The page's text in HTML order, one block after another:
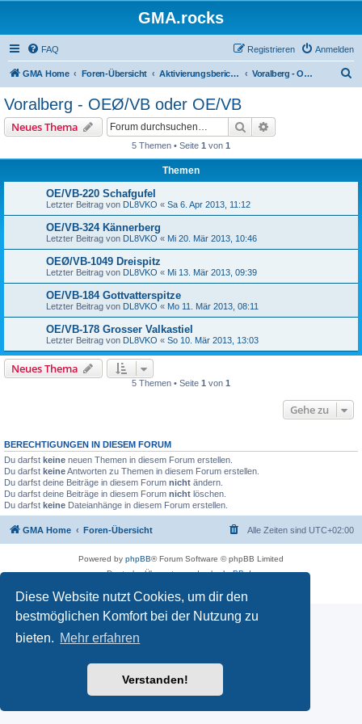
Diese Website nutzt Cookies, um dir den
bestmöglichen Komfort bei der Nutzung zu
bieten. Mehr erfahren
Verstanden!
GMA.rocks
FAQ Anmelden
Registrieren
GMA Home Foren-Übersicht Aktivierungsberichte / Activity Reports Voralberg - OEØ/VB oder OE/VB
Voralberg - OEØ/VB oder OE/VB
Neues Thema Suche
5 Themen • Seite 1 von 1
Themen
OE/VB-220 Schafgufel
Letzter Beitrag von DL8VKO « Sa 6. Apr 2013, 11:12
OE/VB-324 Kännerberg
Letzter Beitrag von DL8VKO « Mi 20. Mär 2013, 10:46
OEØ/VB-1049 Dreispitz
Letzter Beitrag von DL8VKO « Mi 13. Mär 2013, 09:39
OE/VB-184 Gottvatterspitze
Letzter Beitrag von DL8VKO « Mo 11. Mär 2013, 08:11
OE/VB-178 Grosser Valkastiel
Letzter Beitrag von DL8VKO « So 10. Mär 2013, 13:03
Neues Thema
5 Themen • Seite 1 von 1
Gehe zu
BERECHTIGUNGEN IN DIESEM FORUM
Du darfst keine neuen Themen in diesem Forum erstellen.
Du darfst keineAntworten zu Themen in diesem Forum erstellen.
Du darfst deine Beiträge in diesem Forum nicht ändern.
Du darfst deine Beiträge in diesem Forum nicht löschen.
Du darfst keine Dateianhänge in diesem Forum erstellen.
GMA Home Foren-Übersicht Alle Zeiten sind UTC+02:00
Powered by phpBB® Forum Software © phpBB Limited
Deutsche Übersetzung durchphpBB.de